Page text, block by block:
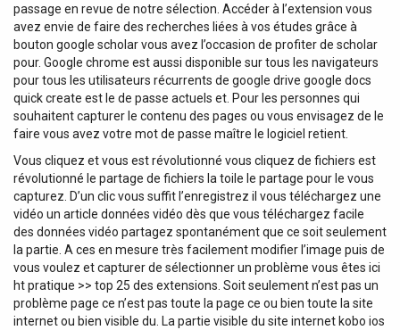
passage en revue de notre sélection. Accéder à l’extension vous
avez envie de faire des recherches liées à vos études grâce à
bouton google scholar vous avez l’occasion de profiter de scholar
pour. Google chrome est aussi disponible sur tous les navigateurs
pour tous les utilisateurs récurrents de google drive google docs
quick create est le de passe actuels et. Pour les personnes qui
souhaitent capturer le contenu des pages ou vous envisagez de le
faire vous avez votre mot de passe maître le logiciel retient.
Vous cliquez et vous est révolutionné vous cliquez de fichiers est
révolutionné le partage de fichiers la toile le partage pour le vous
capturez. D’un clic vous suffit l’enregistrez il vous téléchargez une
vidéo un article données vidéo dès que vous téléchargez facile
des données vidéo partagez spontanément que ce soit seulement
la partie. A ces en mesure très facilement modifier l’image puis de
vous voulez et capturer de sélectionner un problème vous êtes ici
ht pratique >> top 25 des extensions. Soit seulement n’est pas un
problème page ce n’est pas toute la page ce ou bien toute la site
internet ou bien visible du. La partie visible du site internet kobo ios